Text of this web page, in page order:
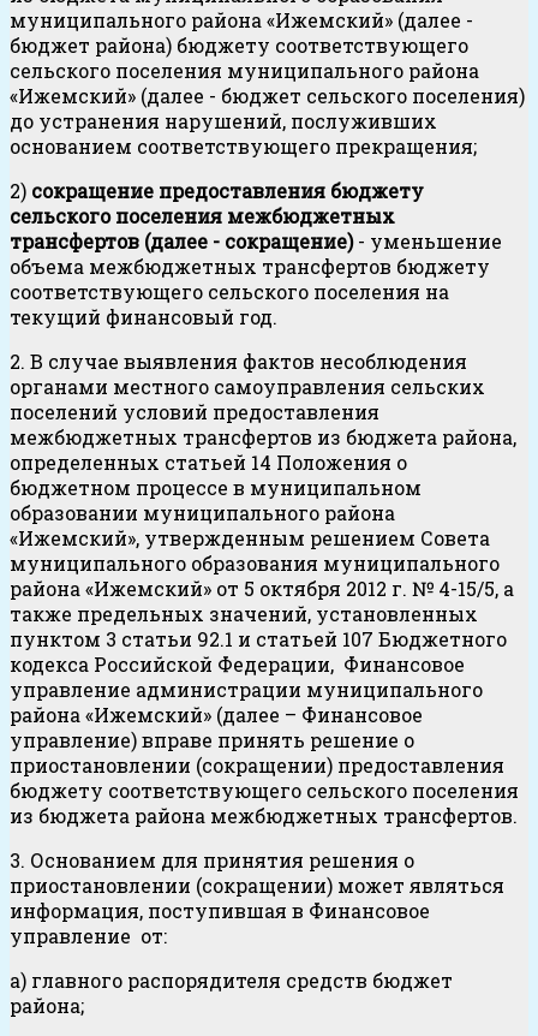
муниципального района «Ижемский» (далее -
бюджет района) бюджету соответствующего
сельского поселения муниципального района
«Ижемский» (далее - бюджет сельского поселения)
до устранения нарушений, послуживших
основанием соответствующего прекращения;
2) сокращение предоставления бюджету
сельского поселения межбюджетных
трансфертов (далее - сокращение)- уменьшение
объема межбюджетных трансфертов бюджету
соответствующего сельского поселения на
текущий финансовый год.
2. В случае выявления фактов несоблюдения
органами местного самоуправления сельских
поселений условий предоставления
межбюджетных трансфертов из бюджета района,
определенных статьей 14 Положения о
бюджетном процессе в муниципальном
образовании муниципального района
«Ижемский», утвержденным решением Совета
муниципального образования муниципального
района «Ижемский» от 5 октября 2012 г. № 4-15/5, а
также предельных значений, установленных
пунктом 3 статьи 92.1 и статьей 107 Бюджетного
кодекса Российской Федерации, Финансовое
управление администрации муниципального
района «Ижемский» (далее – Финансовое
управление) вправе принять решение о
приостановлении (сокращении) предоставления
бюджету соответствующего сельского поселения
из бюджета района межбюджетных трансфертов.
3. Основанием для принятия решения о
приостановлении (сокращении) может являться
информация, поступившая в Финансовое
управление от:
а) главного распорядителя средств бюджет
района;